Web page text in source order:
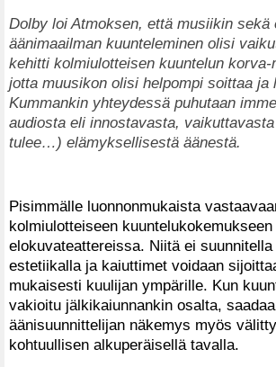
Dolby loi Atmoksen, että musiikin sekä
äänimaailman kuunteleminen olisi
kehitti kolmiulotteisen kuuntelun korva-
jotta muusikon olisi helpompi soittaa ja
Kummankin yhteydessä puhutaan
audiosta eli innostavasta,
tulee…) elämyksellisestä äänestä.
Pisimmälle luonnonmukaista
kolmiulotteiseen
elokuvateattereissa. Niitä ei suunnitella
estetiikalla ja kaiuttimet voidaan
mukaisesti kuulijan ympärille. Kun
vakioitu jälkikaiunnankin osalta,
äänisuunnittelijan näkemys myös
kohtuullisen alkuperäisellä tavalla.